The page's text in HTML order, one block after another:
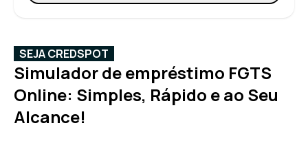
SEJA CREDSPOT
Simulador de empréstimo FGTS
Online: Simples, Rápido e ao Seu
Alcance!